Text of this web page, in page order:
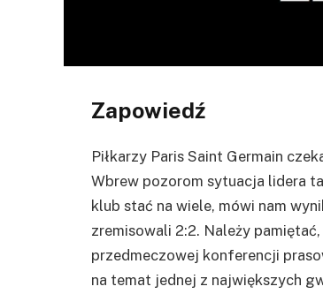
Zapowiedź
Piłkarzy Paris Saint Germain
Wbrew pozorom sytuacja lidera
klub stać na wiele, mówi nam
zremisowali 2:2. Należy
przedmeczowej konferencji
na temat jednej z największych